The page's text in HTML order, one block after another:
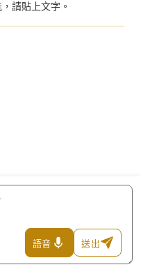
請貼上文字。
語音 送出